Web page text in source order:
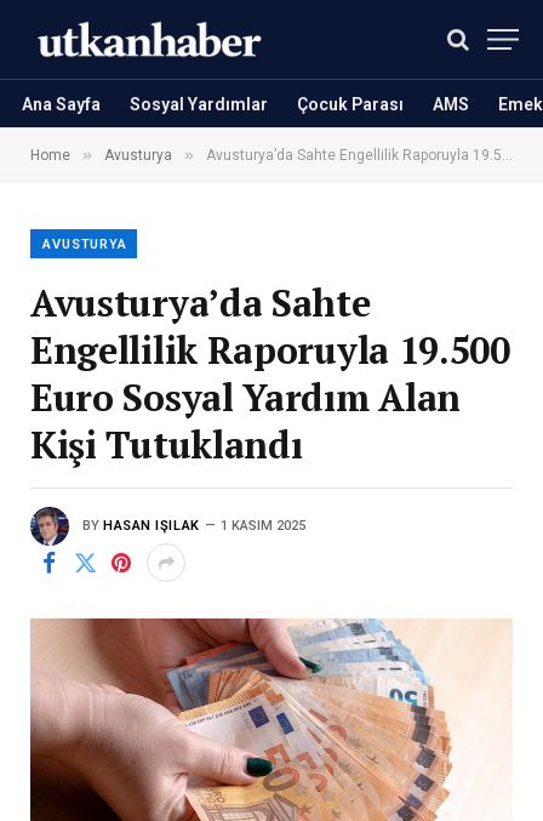
Ana Sayfa Sosyal Yardımlar Çocuk Parası AMS
Home » Avusturya » Avusturya’da Sahte Engellilik Raporuyla 19.500 Euro Sosyal Yardım Alan Kişi Tutuklandı
AVUSTURYA
Avusturya’da Sahte
Engellilik Raporuyla 19.500
Euro Sosyal Yardım Alan
Kişi Tutuklandı
BY HASAN IŞILAK 1 KASIM 2025